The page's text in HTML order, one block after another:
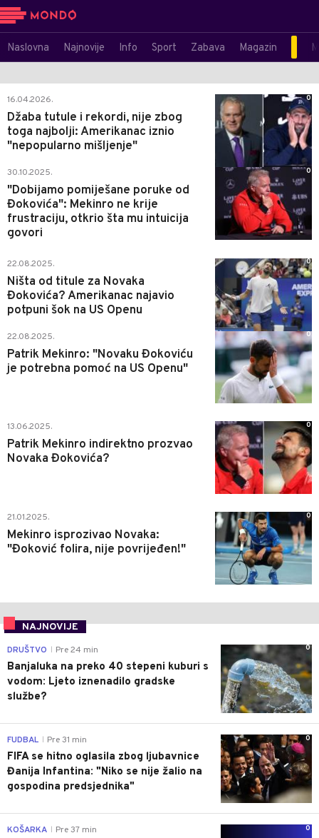
Naslovna Najnovije Info Sport Zabava Magazin
16.04.2026.
Džaba tutule i rekordi, nije zbog
toga najbolji: Amerikanac iznio
"nepopularno mišljenje"
0
30.10.2025.
"Dobijamo pomiješane poruke od
Đokovića": Mekinro ne krije
frustraciju, otkrio šta mu intuicija
govori
0
22.08.2025.
Ništa od titule za Novaka
Đokovića? Amerikanac najavio
potpuni šok na US Openu
0
22.08.2025.
Patrik Mekinro: "Novaku Đokoviću
je potrebna pomoć na US Openu"
0
13.06.2025.
Patrik Mekinro indirektno prozvao
Novaka Đokovića?
0
21.01.2025.
Mekinro isprozivao Novaka:
"Đoković folira, nije povrijeđen!"
0
NAJNOVIJE
0
DRUŠTVO Pre 24 min
Banjaluka na preko 40 stepeni kuburi s
vodom: Ljeto iznenadilo gradske
službe?
0
FUDBAL Pre 31 min
FIFA se hitno oglasila zbog ljubavnice
Đanija Infantina: "Niko se nije žalio na
gospodina predsjednika"
0
KOŠARKA Pre 37 min